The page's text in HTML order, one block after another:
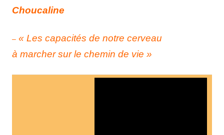
Choucaline
– « Les capacités de notre cerveau
à marcher sur le chemin de vie »